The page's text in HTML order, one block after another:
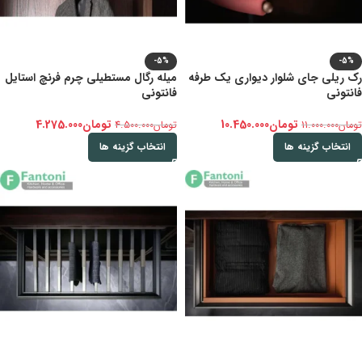
-5%
رک ریلی جای شلوار دیواری یک طرفه
فانتونی
تومان11.000.000 تومان10.450.000
انتخاب گزینه ها
-5%
میله رگال مستطیلی چرم فرنچ استایل
فانتونی
تومان4.500.000 تومان4.275.000
انتخاب گزینه ها